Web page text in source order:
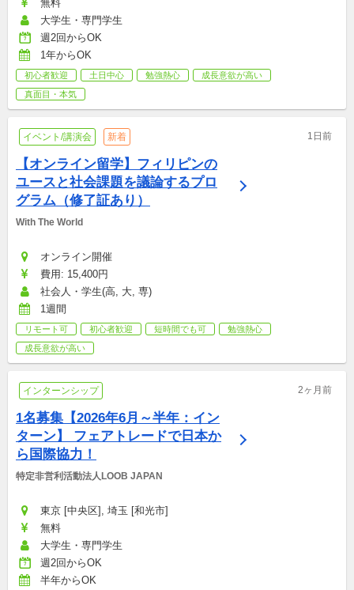
無料
大学生・専門学生
週2回からOK
1年からOK
初心者歓迎 土日中心 勉強熱心
成長意欲が高い
真面目・本気
イベント/講演会 新着 1日前
【オンライン留学】フィリピンの
ユースと社会課題を議論するプロ
グラム（修了証あり）
With The World
オンライン開催
費用: 15,400円
社会人・学生(高, 大, 専)
1週間
リモート可 初心者歓迎 短時間でも可
勉強熱心
成長意欲が高い
インターンシップ 2ヶ月前
1名募集【2026年6月～半年：イン
ターン】 フェアトレードで日本か
ら国際協力！
特定非営利活動法人LOOB JAPAN
東京 [中央区], 埼玉 [和光市]
無料
大学生・専門学生
週2回からOK
半年からOK